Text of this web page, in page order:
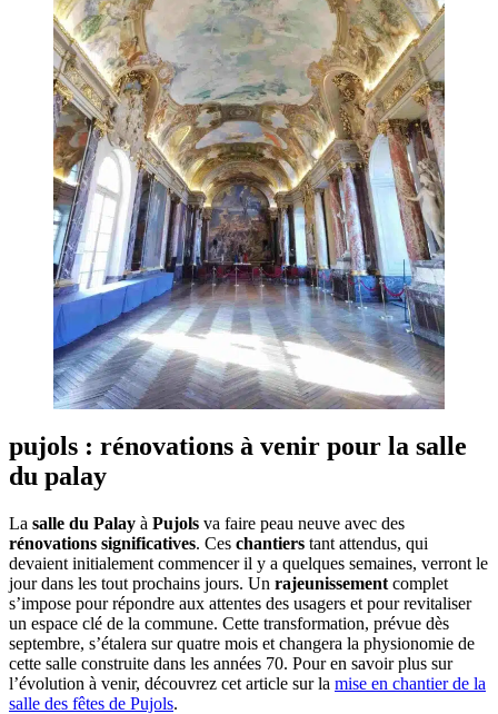
pujols : rénovations à venir pour la salle
du palay
La salle du Palay à Pujols va faire peau neuve avec des
rénovations significatives. Ces chantiers tant attendus, qui
devaient initialement commencer il y a quelques semaines, verront le
jour dans les tout prochains jours. Un rajeunissement complet
s’impose pour répondre aux attentes des usagers et pour revitaliser
un espace clé de la commune. Cette transformation, prévue dès
septembre, s’étalera sur quatre mois et changera la physionomie de
cette salle construite dans les années 70. Pour en savoir plus sur
l’évolution à venir, découvrez cet article sur la mise en chantier de la
salle des fêtes de Pujols.